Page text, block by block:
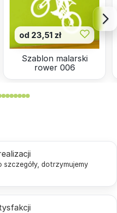
od 23,51 zł
Szablon malarski
rower 006
szczegóły, dotrzymujemy